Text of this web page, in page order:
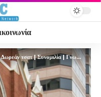
mIRC Hellas Chat - IRC Greek Chat | Δωρεάν τσατ | Συνομιλία | Γνωριμίες | FREE